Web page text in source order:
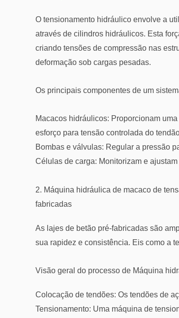
O tensionamento hidráulico envolve a
através de cilindros hidráulicos. Esta
criando tensões de compressão nas
deformação sob cargas pesadas.
Os principais componentes de um
Macacos hidráulicos: Proporcionam
esforço para tensão controlada do
Bombas e válvulas: Regular a pressão
Células de carga: Monitorizam e
2. Máquina hidráulica de macaco de
fabricadas
As lajes de betão pré-fabricadas são
sua rapidez e consistência. Eis como a
Visão geral do processo de Máquina
Colocação de tendões: Os tendões de
Tensionamento: Uma máquina de